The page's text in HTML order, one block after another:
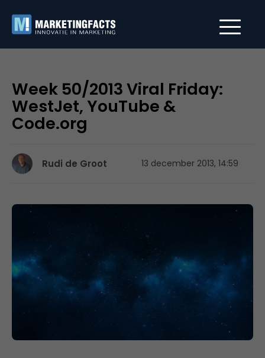
Week 50/2013 Viral Friday:
WestJet, YouTube &
Code.org
Rudi de Groot 13 december 2013, 14:59